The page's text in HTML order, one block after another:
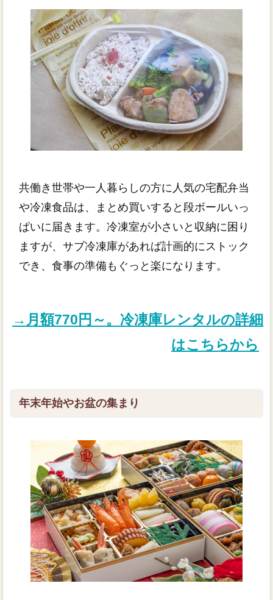
共働き世帯や一人暮らしの方に人気の宅配弁当
や冷凍食品は、まとめ買いすると段ボールいっ
ぱいに届きます。冷凍室が小さいと収納に困り
ますが、サブ冷凍庫があれば計画的にストック
でき、食事の準備もぐっと楽になります。
→月額770円～。冷凍庫レンタルの詳細
はこちらから
年末年始やお盆の集まり